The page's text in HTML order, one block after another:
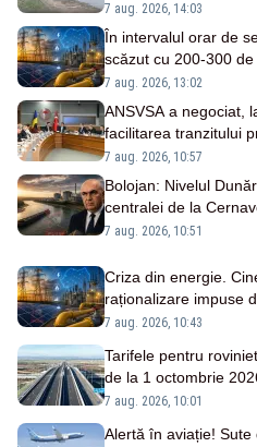
7 aug. 2026, 14:03
În intervalul orar de
scăzut cu 200-300 de
7 aug. 2026, 13:02
ANSVSA a negociat,
facilitarea tranzitului
ovine și bovine
7 aug. 2026, 10:57
Bolojan: Nivelul
centralei de la
debitele vor scădea
7 aug. 2026, 10:51
Criza din energie.
raționalizare impuse
7 aug. 2026, 10:43
Tarifele pentru
de la 1 octombrie
și transportatori
7 aug. 2026, 10:01
Alertă în aviație! Sute